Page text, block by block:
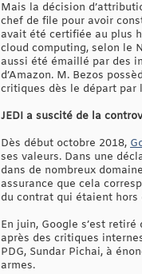
Mais la décision
chef de file pour avoir
avait été certifiée au plus
cloud computing, selon le
aussi été émaillé par des
d’Amazon. M. Bezos
critiques dès le départ par
JEDI a suscité de la
Dès début octobre 2018,
ses valeurs. Dans une
dans de nombreux
assurance que cela
du contrat qui étaient
En juin, Google s’est
après des critiques
PDG, Sundar Pichai, à
armes.